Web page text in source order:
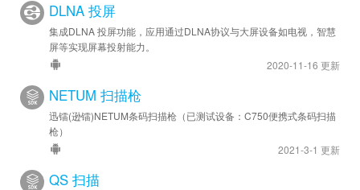
DLNA 投屏
集成DLNA 投屏功能，应用通过DLNA协议与大屏设备如电视，智慧
屏等实现屏幕投射能力。
2020-11-16 更新
NETUM 扫描枪
迅镭(逊镭)NETUM条码扫描枪（已测试设备：C750便携式条码扫描
枪）
2021-3-1 更新
QS 扫描